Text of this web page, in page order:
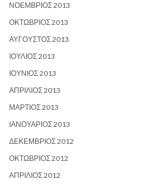
ΝΟΈΜΒΡΙΟΣ 2013
ΟΚΤΏΒΡΙΟΣ 2013
ΑΎΓΟΥΣΤΟΣ 2013
ΙΟΎΛΙΟΣ 2013
ΙΟΎΝΙΟΣ 2013
ΑΠΡΊΛΙΟΣ 2013
ΜΆΡΤΙΟΣ 2013
ΙΑΝΟΥΆΡΙΟΣ 2013
ΔΕΚΈΜΒΡΙΟΣ 2012
ΟΚΤΏΒΡΙΟΣ 2012
ΑΠΡΊΛΙΟΣ 2012